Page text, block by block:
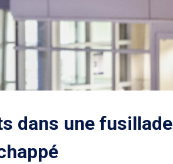
dans une fusillade